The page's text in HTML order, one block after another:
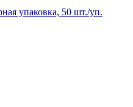
упаковка, 50 шт./уп.